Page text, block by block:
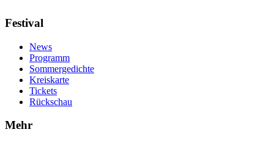
Festival
News
Programm
Sommergedichte
Kreiskarte
Tickets
Rückschau
Mehr